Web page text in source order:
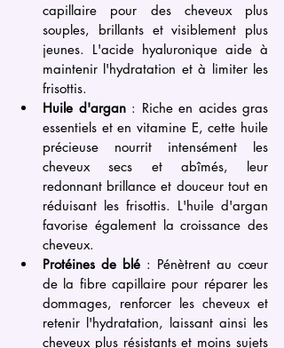
capillaire pour des cheveux plus
souples, brillants et visiblement plus
jeunes. L'acide hyaluronique aide à
maintenir l'hydratation et à limiter les
frisottis.
Huile d'argan : Riche en acides gras
essentiels et en vitamine E, cette huile
précieuse nourrit intensément les
cheveux secs et abîmés, leur
redonnant brillance et douceur tout en
réduisant les frisottis. L'huile d'argan
favorise également la croissance des
cheveux.
Protéines de blé : Pénètrent au cœur
de la fibre capillaire pour réparer les
dommages, renforcer les cheveux et
retenir l'hydratation, laissant ainsi les
cheveux plus résistants et moins sujets